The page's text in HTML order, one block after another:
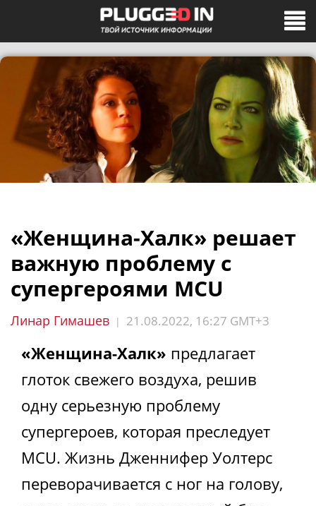
«Женщина-Халк» решает
важную проблему с
супергероями MCU
Линар Гимашев | 21.08.2022, 16:27 GMT+3
«Женщина-Халк» предлагает
глоток свежего воздуха, решив
одну серьезную проблему
супергероев, которая преследует
MCU. Жизнь Дженнифер Уолтерс
переворачивается с ног на голову,